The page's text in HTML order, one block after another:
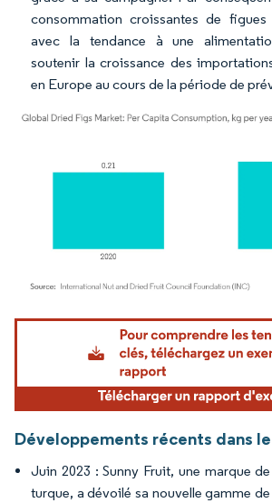
consommation croissantes de figues
avec la tendance à une
soutenir la croissance des
en Europe au cours de la période de
Image © Mordor Intelligence. La réutilisation
Développements récents dans
Juin 2023 : Sunny Fruit, une marque
turque, a dévoilé sa nouvelle gamme